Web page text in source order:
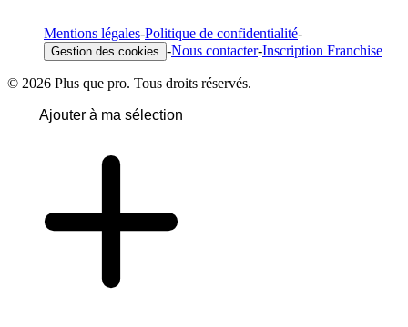
Mentions légales-Politique de confidentialité-
Gestion des cookies -Nous contacter-Inscription Franchise
© 2026 Plus que pro. Tous droits réservés.
Ajouter à ma sélection